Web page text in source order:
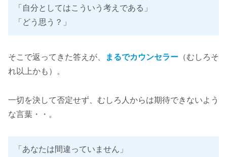
「自分としてはこういう考えである」
「どう思う？」
そこで返ってきた答えが、 まるでカウンセラー （むしろそ
れ以上かも）。
一切を決して否定せず、むしろ人からは期待できないよう
な言葉・・。
「あなたは間違っていません」